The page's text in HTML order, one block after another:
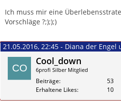
Ich muss mir eine
Vorschläge ?;););)
21.05.2016, 22:45 - Diana der Engel
Cool_down
6profi Silber Mitglied
Beiträge
53
Erhaltene Likes
10